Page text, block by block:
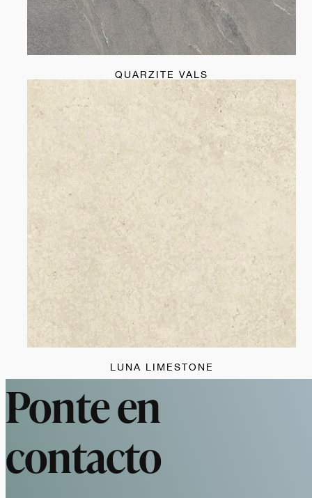
QUARZITE VALS
LUNA LIMESTONE
Ponte en
contacto